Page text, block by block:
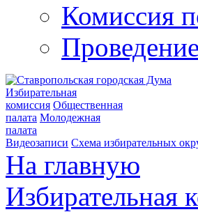
Комиссия
Избирательная
комиссия Общественная
палата Молодежная
палата
Видеозаписи Схема избирательных
На главную
Избирательная